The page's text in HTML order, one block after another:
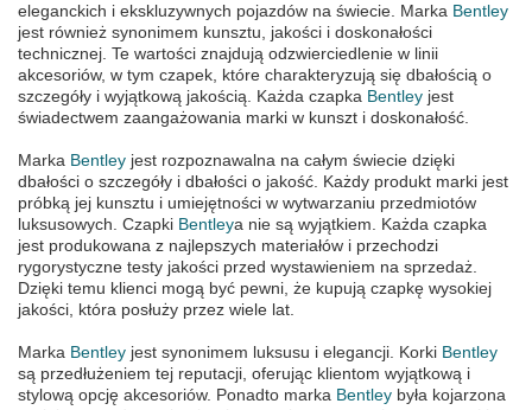
eleganckich i ekskluzywnych pojazdów na świecie. Marka Bentley
jest również synonimem kunsztu, jakości i doskonałości
technicznej. Te wartości znajdują odzwierciedlenie w linii
akcesoriów, w tym czapek, które charakteryzują się dbałością o
szczegóły i wyjątkową jakością. Każda czapka Bentley jest
świadectwem zaangażowania marki w kunszt i doskonałość.
Marka Bentley jest rozpoznawalna na całym świecie dzięki
dbałości o szczegóły i dbałości o jakość. Każdy produkt marki jest
próbką jej kunsztu i umiejętności w wytwarzaniu przedmiotów
luksusowych. Czapki Bentleya nie są wyjątkiem. Każda czapka
jest produkowana z najlepszych materiałów i przechodzi
rygorystyczne testy jakości przed wystawieniem na sprzedaż.
Dzięki temu klienci mogą być pewni, że kupują czapkę wysokiej
jakości, która posłuży przez wiele lat.
Marka Bentley jest synonimem luksusu i elegancji. Korki Bentley
są przedłużeniem tej reputacji, oferując klientom wyjątkową i
stylową opcję akcesoriów. Ponadto marka Bentley była kojarzona